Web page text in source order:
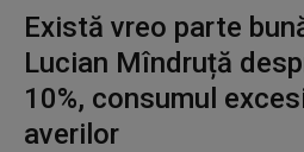
Există vreo parte
Lucian Mîndruță
10%, consumul
averilor